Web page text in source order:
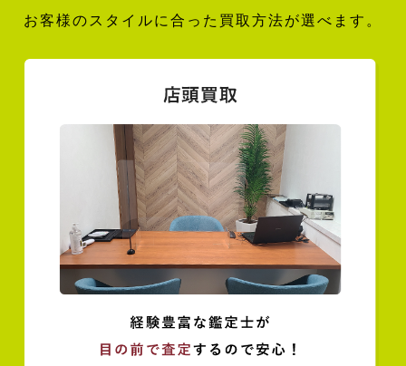
お客様のスタイルに合った買取方法が選べます。